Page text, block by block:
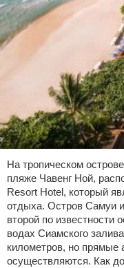
На тропическом
пляже Чавенг Ной,
Resort Hotel, который
отдыха. Остров Самуи
второй по известности
водах Сиамского
километров, но прямые
осуществляются. Как